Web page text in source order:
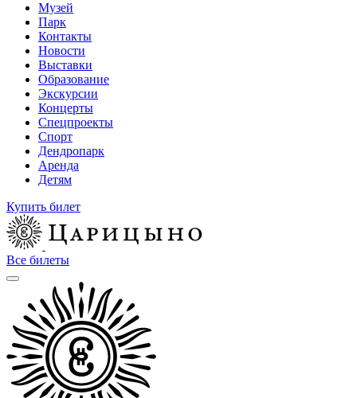
Музей
Парк
Контакты
Новости
Выставки
Образование
Экскурсии
Концерты
Спецпроекты
Спорт
Дендропарк
Аренда
Детям
Купить билет
Все билеты